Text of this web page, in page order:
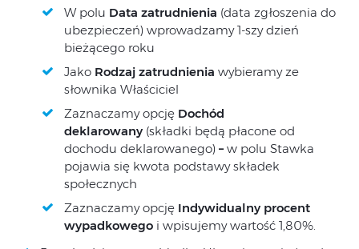
W polu Data zatrudnienia (data zgłoszenia do
ubezpieczeń) wprowadzamy 1-szy dzień
bieżącego roku
Jako Rodzaj zatrudnienia wybieramy ze
słownika Właściciel
Zaznaczamy opcję Dochód
deklarowany (składki będą płacone od
dochodu deklarowanego) – w polu Stawka
pojawia się kwota podstawy składek
społecznych
Zaznaczamy opcję Indywidualny procent
wypadkowego i wpisujemy wartość 1,80%.